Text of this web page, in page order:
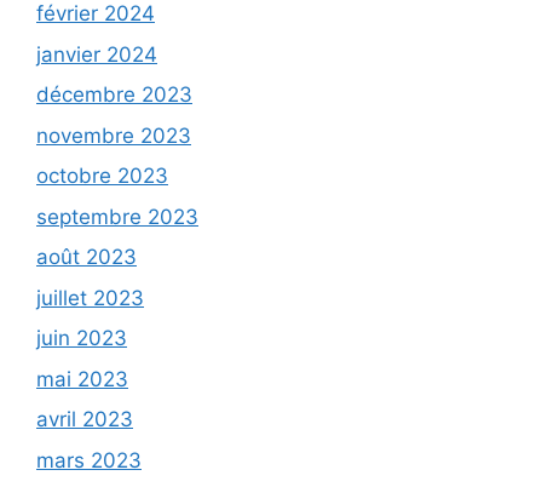
février 2024
janvier 2024
décembre 2023
novembre 2023
octobre 2023
septembre 2023
août 2023
juillet 2023
juin 2023
mai 2023
avril 2023
mars 2023